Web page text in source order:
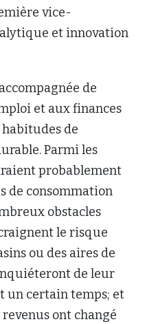
vice-
et innovation
de
et aux finances
de
Parmi les
probablement
de consommation
obstacles
le risque
ou des aires de
de leur
un certain temps; et
ont changé